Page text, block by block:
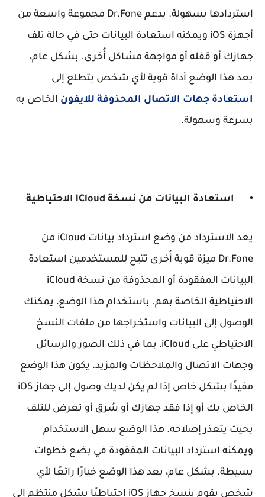
استردادها بسهولة. يدعم Dr.Fone مجموعة واسعة من
أجهزة iOS ويمكنه استعادة البيانات حتى في حالة تلف
جهازك أو قفله أو مواجهة مشاكل أُخرى. بشكل عام،
يعد هذا الوضع أداة قوية لأي شخص يتطلع إلى
استعادة جهات الاتصال المحذوفة للايفون الخاص به
بسرعة وسهولة.
• استعادة البيانات من نسخة iCloud الاحتياطية
يعد الاسترداد من وضع استرداد بيانات iCloud من
Dr.Fone ميزة قوية أُخرى تتيح للمستخدمين استعادة
البيانات المفقودة أو المحذوفة من نسخة iCloud
الاحتياطية الخاصة بهم. باستخدام هذا الوضع، يمكنك
الوصول إلى البيانات واستخراجها من ملفات النسخ
الاحتياطي على iCloud، بما في ذلك الصور والرسائل
وجهات الاتصال والملاحظات والمزيد. يكون هذا الوضع
مفيدًا بشكل خاص إذا لم يكن لديك وصول إلى جهاز iOS
الخاص بك أو إذا فقد جهازك أو سُرق أو تعرض للتلف
بحيث يتعذر إصلاحه. هذا الوضع سهل الاستخدام
ويمكنه استرداد البيانات المفقودة في بضع خطوات
بسيطة. بشكل عام، يعد هذا الوضع خيارًا رائعًا لأي
شخص يقوم بنسخ جهاز iOS احتياطيًا بشكل منتظم إلى